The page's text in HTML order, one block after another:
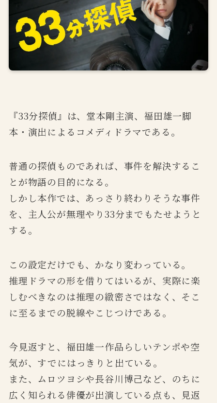
『33分探偵』は、堂本剛主演、福田雄一脚
本・演出によるコメディドラマである。
普通の探偵ものであれば、事件を解決するこ
とが物語の目的になる。
しかし本作では、あっさり終わりそうな事件
を、主人公が無理やり33分までもたせようと
する。
この設定だけでも、かなり変わっている。
推理ドラマの形を借りてはいるが、実際に楽
しむべきなのは推理の緻密さではなく、そこ
に至るまでの脱線やこじつけである。
今見返すと、福田雄一作品らしいテンポや空
気が、すでにはっきりと出ている。
また、ムロツヨシや長谷川博己など、のちに
広く知られる俳優が出演している点も、見返